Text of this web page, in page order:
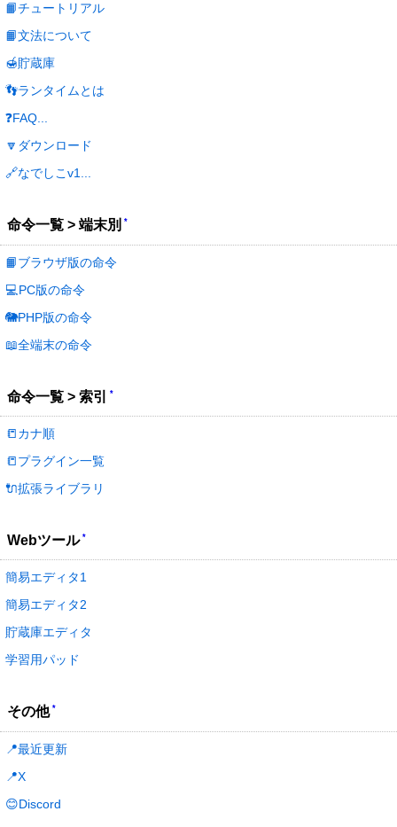
📙チュートリアル
📙文法について
🍯貯蔵庫
👣ランタイムとは
❓FAQ...
🔽ダウンロード
🔗なでしこv1...
命令一覧 > 端末別 *
📙ブラウザ版の命令
💻PC版の命令
🐘PHP版の命令
📖全端末の命令
命令一覧 > 索引 *
📒カナ順
📒プラグイン一覧
🔌拡張ライブラリ
Webツール *
簡易エディタ1
簡易エディタ2
貯蔵庫エディタ
学習用パッド
その他 *
📍最近更新
📍X
😊Discord